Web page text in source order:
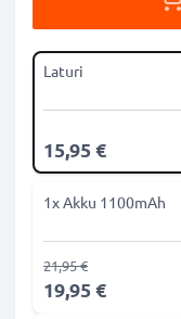
Laturi
15,95 €
1x Akku 1100mAh
19,95 €
21,95 €